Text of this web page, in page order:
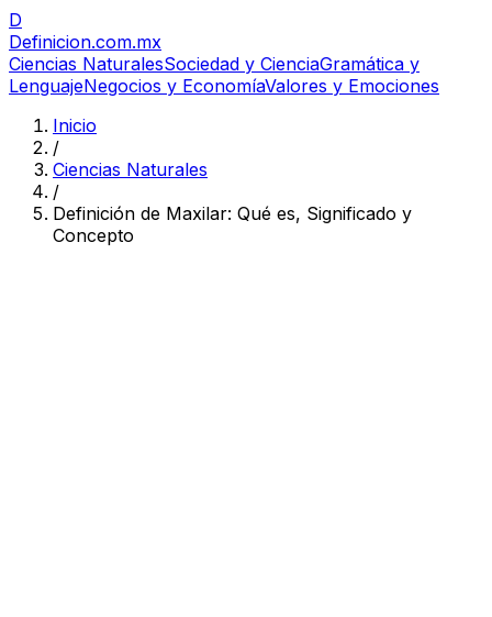
D
Definicion.com.mx
Ciencias NaturalesSociedad y CienciaGramática y
LenguajeNegocios y EconomíaValores y Emociones
Inicio
/
Ciencias Naturales
/
Definición de Maxilar: Qué es, Significado y
Concepto